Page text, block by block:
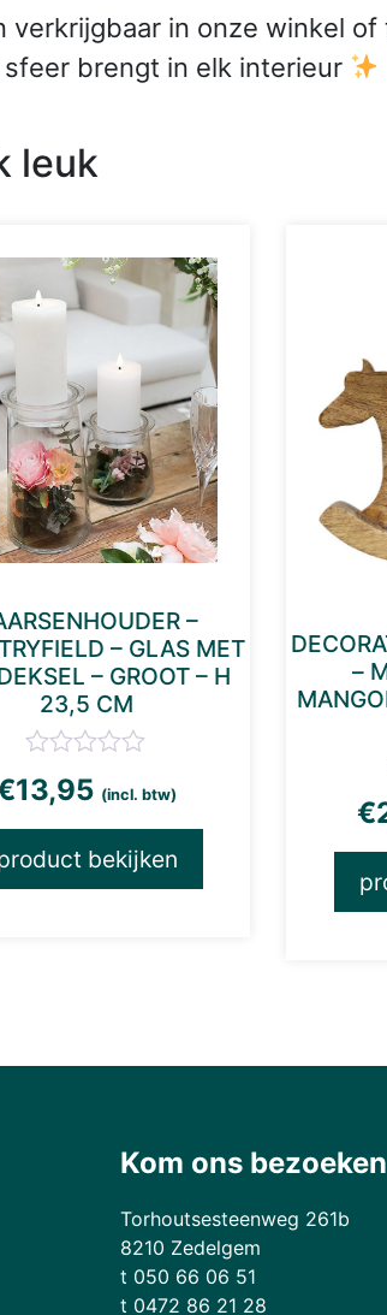
verkrijgbaar in onze winkel
brengt in elk interieur
leuk
–
– GLAS MET
– GROOT – H
23,5 CM
13,95 (incl. btw)
bekijken
–
€
Kom ons bezoeken
Torhoutsesteenweg 261b
8210 Zedelgem
t 050 66 06 51
t 0472 86 21 28